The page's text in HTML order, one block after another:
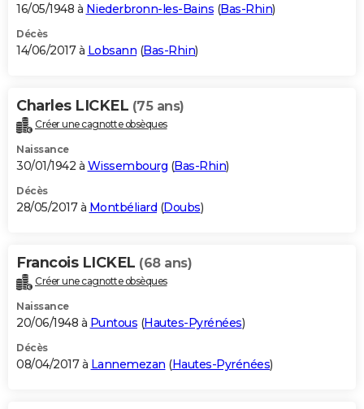
16/05/1948 à Niederbronn-les-Bains (Bas-Rhin)
Décès
14/06/2017 à Lobsann (Bas-Rhin)
Charles LICKEL (75 ans)
Créer une cagnotte obsèques
Naissance
30/01/1942 à Wissembourg (Bas-Rhin)
Décès
28/05/2017 à Montbéliard (Doubs)
Francois LICKEL (68 ans)
Créer une cagnotte obsèques
Naissance
20/06/1948 à Puntous (Hautes-Pyrénées)
Décès
08/04/2017 à Lannemezan (Hautes-Pyrénées)